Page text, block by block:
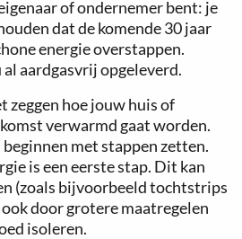
of ondernemer bent: je
dat de komende 30 jaar
energie overstappen.
aardgasvrij opgeleverd.
zeggen hoe jouw huis of
verwarmd gaat worden.
met stappen zetten.
is een eerste stap. Dit kan
(zoals bijvoorbeeld tochtstrips
door grotere maatregelen
isoleren.